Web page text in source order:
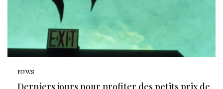
NEWS
Derniers jours pour profiter des petits prix de